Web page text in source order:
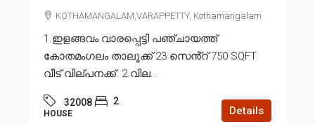
KOTHAMANGALAM,VARAPPETTY, Kothamangalam
1.ഇളങ്ങവം വാരപ്പെട്ടി പഞ്ചായത്ത്
കോതമംഗലം താലൂക്ക് 23 സെൻ്റ് 750 SQFT
വീട് വില്പനക്ക്. 2.വില...
32008 2
HOUSE Details